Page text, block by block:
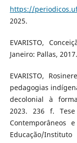
https://
2025.
EVARISTO,
Janeiro: Pallas, 2017.
EVARISTO,
pedagogias
decolonial à
2023. 236 f. Tese
Contemporâneos
Educação/